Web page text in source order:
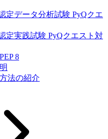
定データ分析試験 PyQクエ
定実践試験 PyQクエスト対
8
法の紹介